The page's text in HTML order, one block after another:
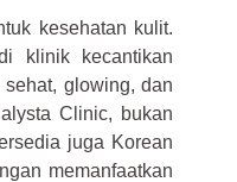
kesehatan kulit.
klinik kecantikan
glowing, dan
Clinic, bukan
juga Korean
memanfaatkan